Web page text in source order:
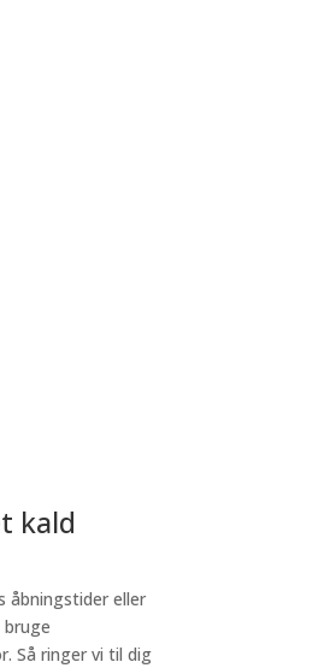
kald
åbningstider eller
Så ringer vi til dig